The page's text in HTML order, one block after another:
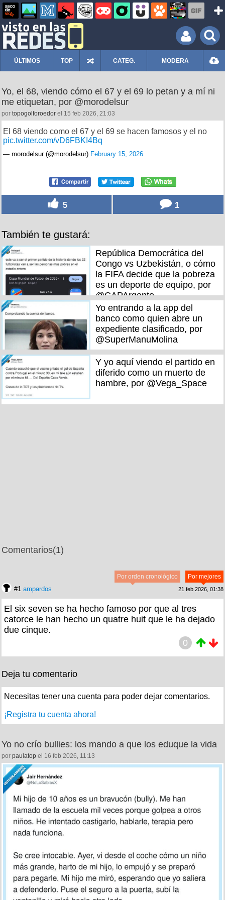
ÚLTIMOS TOP CATEG. MODERA
Yo, el 68, viendo cómo el 67 y el 69 lo petan y a mí ni
me etiquetan, por @morodelsur
por topogolforoedor el 15 feb 2026, 21:03
El 68 viendo como el 67 y el 69 se hacen famosos y el no
pic.twitter.com/vD6FBKI4Bq
— morodelsur (@morodelsur) February 15, 2026
5 1
También te gustará:
República Democrática del
Congo vs Uzbekistán, o cómo
la FIFA decide que la pobreza
es un deporte de equipo, por
@CAPArgento__
Yo entrando a la app del
banco como quien abre un
expediente clasificado, por
@SuperManuMolina
Y yo aquí viendo el partido en
diferido como un muerto de
hambre, por @Vega_Space
Comentarios(1)
Por mejores
Por orden cronológico
#1 ampardos 21 feb 2026, 01:38
El six seven se ha hecho famoso por que al tres
catorce le han hecho un quatre huit que le ha dejado
due cinque.
0
Deja tu comentario
Necesitas tener una cuenta para poder dejar comentarios.
¡Registra tu cuenta ahora!
Yo no crío bullies: los mando a que los eduque la vida
por paulatop el 16 feb 2026, 11:13